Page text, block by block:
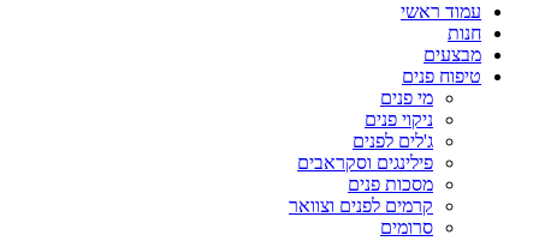
עמוד ראשי
חנות
מבצעים
טיפוח פנים
מי פנים
ניקוי פנים
ג'לים לפנים
פילינגים וסקראבים
מסכות פנים
קרמים לפנים וצוואר
סרומים